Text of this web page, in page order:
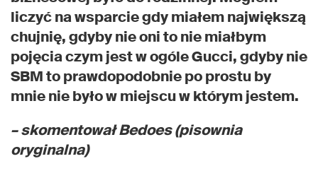
liczyć na wsparcie gdy miałem największą
chujnię, gdyby nie oni to nie miałbym
pojęcia czym jest w ogóle Gucci, gdyby nie
SBM to prawdopodobnie po prostu by
mnie nie było w miejscu w którym jestem.
– skomentował Bedoes (pisownia
oryginalna)